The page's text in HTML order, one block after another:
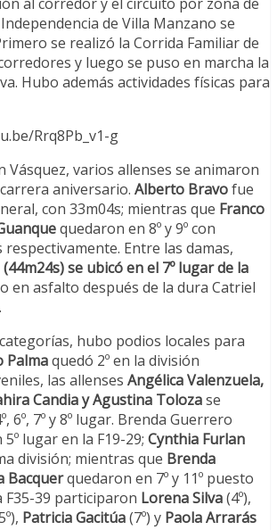
de Villa Manzano se
se realizó la Corrida Familiar de
y luego se puso en marcha la
Hubo además actividades físicas para
Rrq8Pb_v1-g
Vásquez, varios allenses se animaron
aniversario. Alberto Bravofue
con 33m04s; mientras que Franco
quedaron en 8º y 9º con
respectivamente. Entre las damas,
se ubicó en el 7º lugar de la
en asfalto después de la dura Catriel
hubo podios locales para
Palmaquedó 2º en la división
las allenses Angélica Valenzuela,
Candia y Agustina Tolozase
6º, 7º y 8º lugar. Brenda Guerrero
lugar en la F19-29; Cynthia Furlan
división; mientras que Brenda
Bacquerquedaron en 7º y 11º puesto
F35-39 participaron Lorena Silva(4º),
Patricia Gacitúa(7º) y Paola Arrarás